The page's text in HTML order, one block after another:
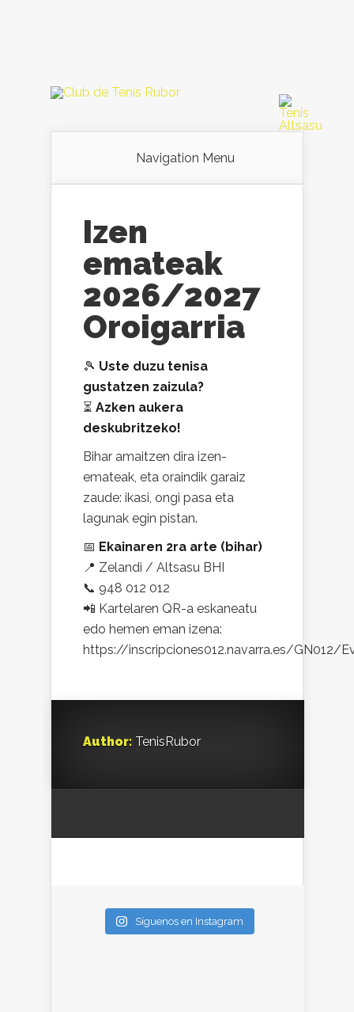
Navigation Menu
Izen
emateak
2026/2027
Oroigarria
🎾 Uste duzu tenisa
gustatzen zaizula?
⏳ Azken aukera
deskubritzeko!
Bihar amaitzen dira izen-
emateak, eta oraindik garaiz
zaude: ikasi, ongi pasa eta
lagunak egin pistan.
📅 Ekainaren 2ra arte (bihar)
📍 Zelandi / Altsasu BHI
📞 948 012 012
📲 Kartelaren QR-a eskaneatu
edo hemen eman izena:
https://inscripciones012.navarra.es/GN012/
Author: TenisRubor
Síguenos en Instagram